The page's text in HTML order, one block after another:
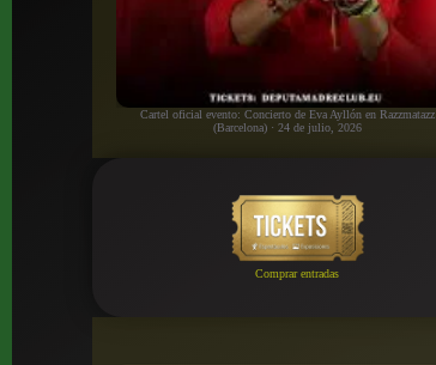
Cartel oficial evento: Concierto de Eva Ayllón en Razzmatazz
(Barcelona) · 24 de julio, 2026
Comprar entradas